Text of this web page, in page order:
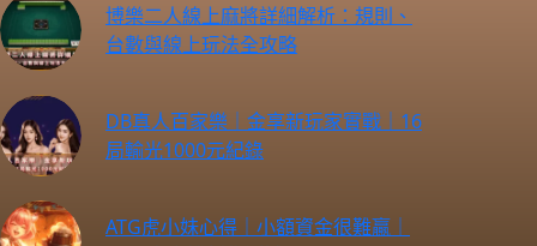
博樂二人線上麻將詳細解析：規則、
台數與線上玩法全攻略
DB真人百家樂｜金享新玩家實戰｜16
局輸光1000元紀錄
ATG虎小妹心得｜小額資金很難贏｜